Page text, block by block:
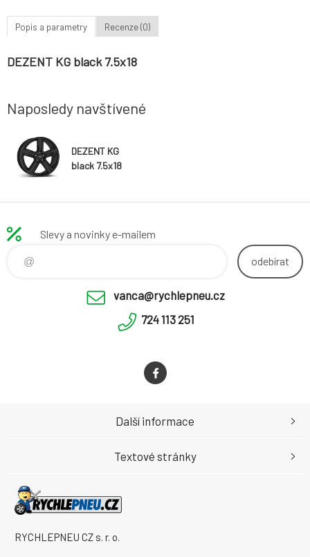
Popis a parametry Recenze (0)
DEZENT KG black 7.5x18
Naposledy navštívené
DEZENT KG
black 7.5x18
Slevy a novinky e-mailem
odebírat
vanca@rychlepneu.cz
724 113 251
RYCHLEPNEU CZ s. r. o.
Další informace
Textové stránky